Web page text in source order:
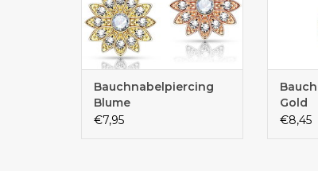
Bauchnabelpiercing
Blume
€7,95
Gold
€8,45